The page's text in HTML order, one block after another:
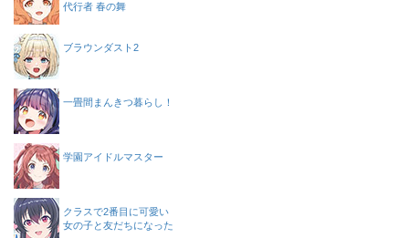
代行者 春の舞
ブラウンダスト2
一畳間まんきつ暮らし！
学園アイドルマスター
クラスで2番目に可愛い
女の子と友だちになった